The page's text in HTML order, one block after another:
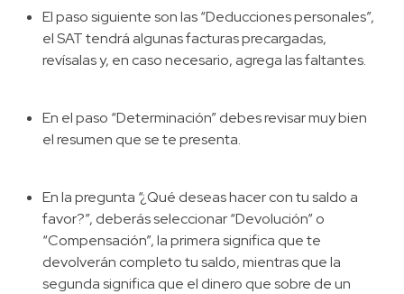
El paso siguiente son las “Deducciones personales”,
el SAT tendrá algunas facturas precargadas,
revísalas y, en caso necesario, agrega las faltantes.
En el paso “Determinación” debes revisar muy bien
el resumen que se te presenta.
En la pregunta “¿Qué deseas hacer con tu saldo a
favor?”, deberás seleccionar “Devolución” o
“Compensación”, la primera significa que te
devolverán completo tu saldo, mientras que la
segunda significa que el dinero que sobre de un